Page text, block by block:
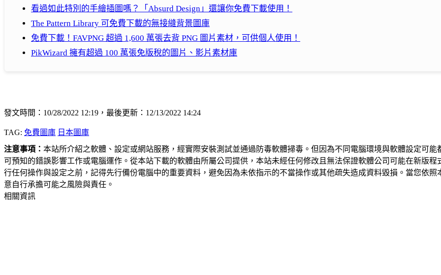
看過如此特別的手繪插圖嗎？「Absurd Design」還讓你免費下載使用！
The Pattern Library 可免費下載的無接縫背景圖庫
免費下載！FAVPNG 超過 1,600 萬張去背 PNG 圖片素材，可供個人使用！
PikWizard 擁有超過 100 萬張免版稅的圖片、影片素材庫
發文時間：10/28/2022 12:19，最後更新：12/13/2022 14:24
TAG: 免費圖庫 日本圖庫
注意事項： 本站所介紹之軟體、設定或網站服務，經實際安裝測試並通過防毒軟體掃毒。但因為不同電腦環境與軟體設定可
可預知的錯誤影響工作或電腦運作。從本站下載的軟體由所屬公司提供，本站未經任何修改且無法保證軟體公司可能在新版
行任何操作與設定之前，記得先行備份電腦中的重要資料，避免因為未依指示的不當操作或其他疏失造成資料毀損。當您依
意自行承擔可能之風險與責任。
相關資訊